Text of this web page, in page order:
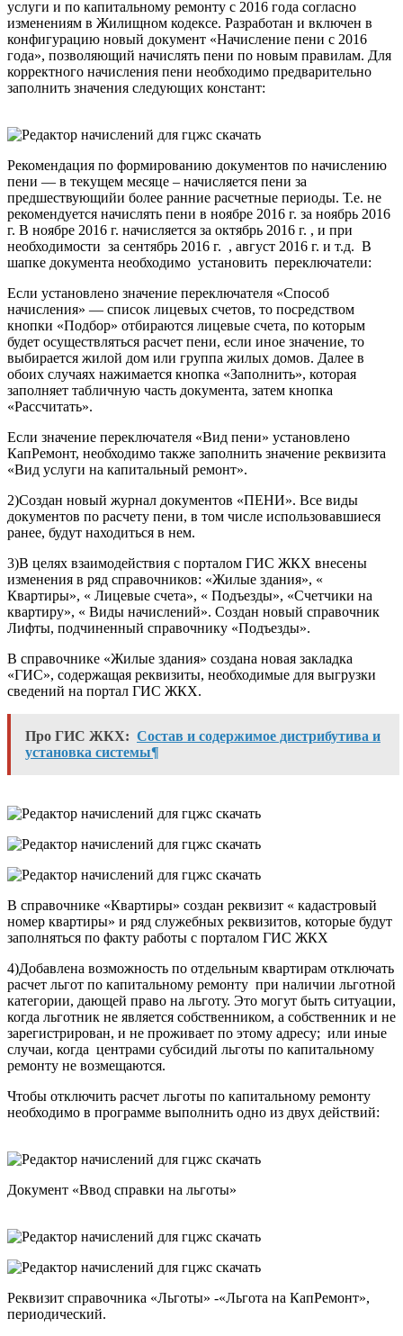
услуги и по капитальному ремонту с 2016 года согласно
изменениям в Жилищном кодексе. Разработан и включен в
конфигурацию новый документ «Начисление пени с 2016
года», позволяющий начислять пени по новым правилам. Для
корректного начисления пени необходимо предварительно
заполнить значения следующих констант:
Рекомендация по формированию документов по начислению
пени — в текущем месяце – начисляется пени за
предшествующийи более ранние расчетные периоды. Т.е. не
рекомендуется начислять пени в ноябре 2016 г. за ноябрь 2016
г. В ноябре 2016 г. начисляется за октябрь 2016 г. , и при
необходимости за сентябрь 2016 г. , август 2016 г. и т.д. В
шапке документа необходимо установить переключатели:
Если установлено значение переключателя «Способ
начисления» — список лицевых счетов, то посредством
кнопки «Подбор» отбираются лицевые счета, по которым
будет осуществляться расчет пени, если иное значение, то
выбирается жилой дом или группа жилых домов. Далее в
обоих случаях нажимается кнопка «Заполнить», которая
заполняет табличную часть документа, затем кнопка
«Рассчитать».
Если значение переключателя «Вид пени» установлено
КапРемонт, необходимо также заполнить значение реквизита
«Вид услуги на капитальный ремонт».
2)Создан новый журнал документов «ПЕНИ». Все виды
документов по расчету пени, в том числе использовавшиеся
ранее, будут находиться в нем.
3)В целях взаимодействия с порталом ГИС ЖКХ внесены
изменения в ряд справочников: «Жилые здания», «
Квартиры», « Лицевые счета», « Подъезды», «Счетчики на
квартиру», « Виды начислений». Создан новый справочник
Лифты, подчиненный справочнику «Подъезды».
В справочнике «Жилые здания» создана новая закладка
«ГИС», содержащая реквизиты, необходимые для выгрузки
сведений на портал ГИС ЖКХ.
Про ГИС ЖКХ: Состав и содержимое дистрибутива и
установка системы¶
В справочнике «Квартиры» создан реквизит « кадастровый
номер квартиры» и ряд служебных реквизитов, которые будут
заполняться по факту работы с порталом ГИС ЖКХ
4)Добавлена возможность по отдельным квартирам отключать
расчет льгот по капитальному ремонту при наличии льготной
категории, дающей право на льготу. Это могут быть ситуации,
когда льготник не является собственником, а собственник и не
зарегистрирован, и не проживает по этому адресу; или иные
случаи, когда центрами субсидий льготы по капитальному
ремонту не возмещаются.
Чтобы отключить расчет льготы по капитальному ремонту
необходимо в программе выполнить одно из двух действий:
Документ «Ввод справки на льготы»
Реквизит справочника «Льготы» -«Льгота на КапРемонт»,
периодический.